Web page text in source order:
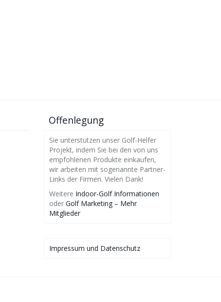
Offenlegung
Sie unterstützen unser Golf-Helfer
Projekt, indem Sie bei den von uns
empfohlenen Produkte einkaufen,
wir arbeiten mit sogenannte Partner-
Links der Firmen. Vielen Dank!
Weitere Indoor-Golf Informationen
oder Golf Marketing – Mehr
Mitglieder
Impressum und Datenschutz